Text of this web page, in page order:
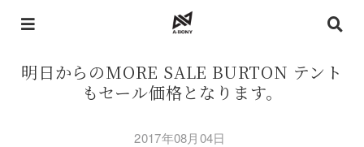
明日からのMORE SALE BURTON テント
もセール価格となります。
2017年08月04日